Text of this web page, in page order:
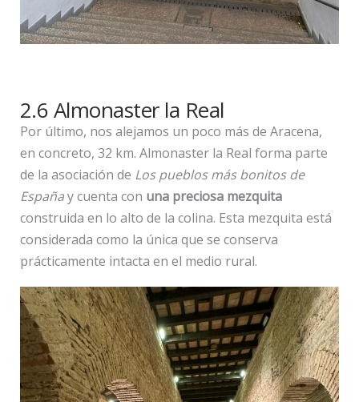
2.6 Almonaster la Real
Por último, nos alejamos un poco más de Aracena,
en concreto, 32 km. Almonaster la Real forma parte
de la asociación de Los pueblos más bonitos de
Españay cuenta con una preciosa mezquita
construida en lo alto de la colina. Esta mezquita está
considerada como la única que se conserva
prácticamente intacta en el medio rural.